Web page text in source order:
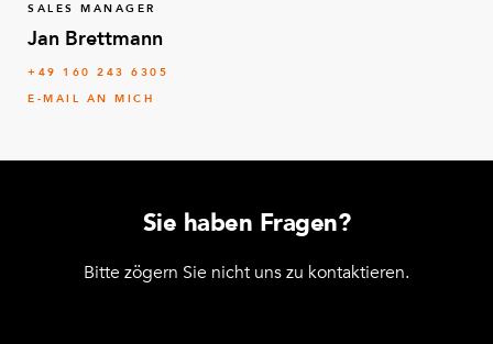
SALES MANAGER
Jan Brettmann
+49 160 243 6305
E-MAIL AN MICH
Sie haben Fragen?
Bitte zögern Sie nicht uns zu kontaktieren.